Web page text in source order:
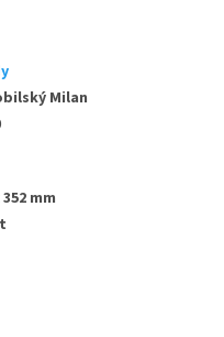
Milan
352 mm